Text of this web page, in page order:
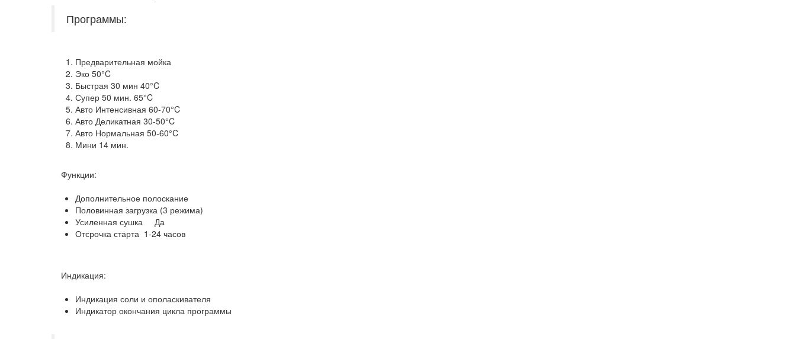
Программы:
Предварительная мойка
Эко 50°C
Быстрая 30 мин 40°C
Супер 50 мин. 65°C
Авто Интенсивная 60-70°C
Авто Деликатная 30-50°C
Авто Нормальная 50-60°C
Мини 14 мин.
Функции:
Дополнительное полоскание
Половинная загрузка (3 режима)
Усиленная сушка Да
Отсрочка старта 1-24 часов
Индикация:
Индикация соли и ополаскивателя
Индикатор окончания цикла программы